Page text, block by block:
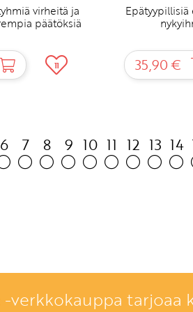
virheitä ja
päätöksiä
11 35,90 €
6 7 8 9 10 11 12 13 14
verkkokauppa tarjoaa